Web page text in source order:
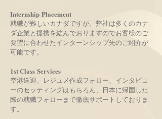
Internship Placement
就職が難しいカナダですが、弊社は多くのカナ
ダ企業と提携を結んでおりますのでお客様のご
要望に合わせたインターンシップ先のご紹介が
可能です。
1st Class Services
空港送迎、レジュメ作成フォロー、インタビュ
ーのセッティングはもちろん、日本に帰国した
際の就職フォローまで徹底サポートしておりま
す。